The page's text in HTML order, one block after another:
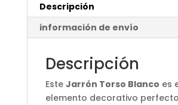
Descripción
información de envío
Descripción
Este Jarrón Torso Blanco es
elemento decorativo